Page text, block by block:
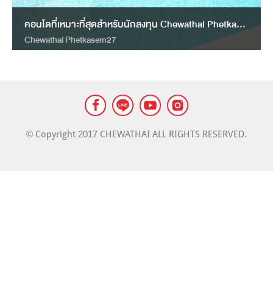
LANDMARK
MASS TRANSIT NEWS
คอนโดที่เหมาะที่สุดสำหรับนักลงทุน Chewathai Phetkasem27 ชีวาทัย เพชรเกษม 27
Chewathai Phetkasem27
© Copyright 2017 CHEWATHAI ALL RIGHTS RESERVED.